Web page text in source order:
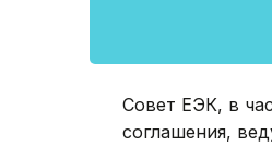
Совет ЕЭК, в
соглашения,